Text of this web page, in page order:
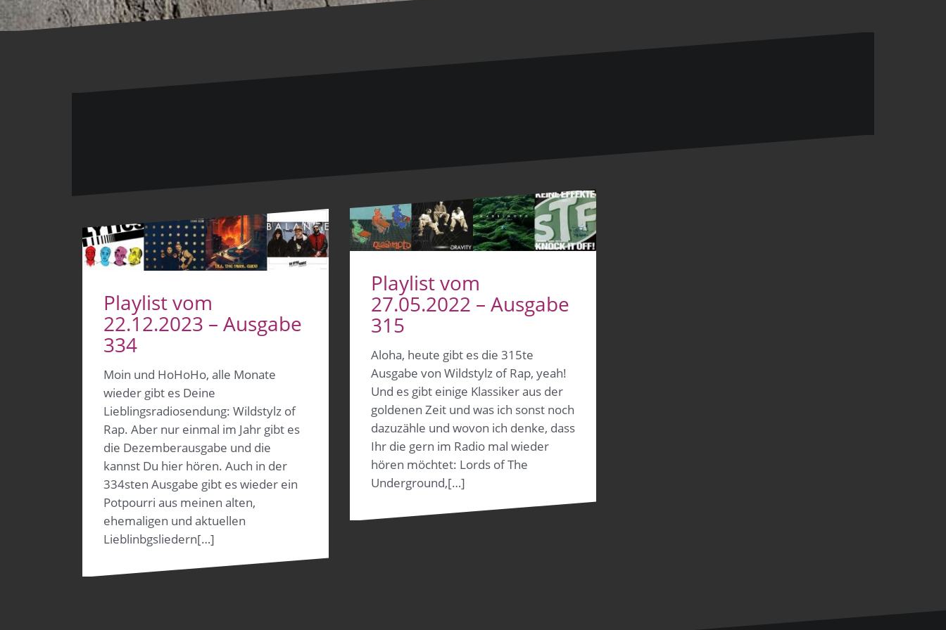
Playlist vom
22.12.2023 – Ausgabe
334
Moin und HoHoHo, alle Monate
wieder gibt es Deine
Lieblingsradiosendung: Wildstylz of
Rap. Aber nur einmal im Jahr gibt es
die Dezemberausgabe und die
kannst Du hier hören. Auch in der
334sten Ausgabe gibt es wieder ein
Potpourri aus meinen alten,
ehemaligen und aktuellen
Lieblinbgsliedern[…]
Playlist vom
27.05.2022 – Ausgabe
315
Aloha, heute gibt es die 315te
Ausgabe von Wildstylz of Rap, yeah!
Und es gibt einige Klassiker aus der
goldenen Zeit und was ich sonst noch
dazuzähle und wovon ich denke, dass
Ihr die gern im Radio mal wieder
hören möchtet: Lords of The
Underground,[…]